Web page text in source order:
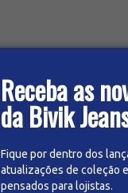
Receba as
da Bivik
Fique por dentro dos
atualizações de coleção
pensados para lojistas.